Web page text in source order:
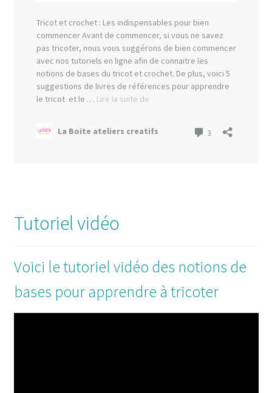
Tutoriel vidéo
Voici le tutoriel vidéo des notions de
bases pour apprendre à tricoter